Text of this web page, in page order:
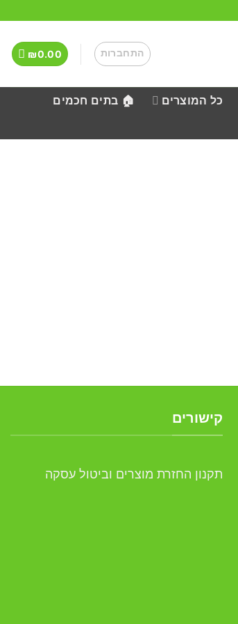
התחברות ₪0.00
כל המוצרים
🏠 בתים חכמים
קישורים
תקנון החזרת מוצרים וביטול עסקה